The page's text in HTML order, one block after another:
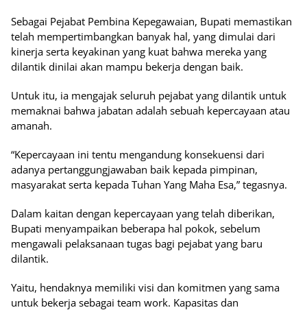
Sebagai Pejabat Pembina Kepegawaian, Bupati memastikan
telah mempertimbangkan banyak hal, yang dimulai dari
kinerja serta keyakinan yang kuat bahwa mereka yang
dilantik dinilai akan mampu bekerja dengan baik.
Untuk itu, ia mengajak seluruh pejabat yang dilantik untuk
memaknai bahwa jabatan adalah sebuah kepercayaan atau
amanah.
“Kepercayaan ini tentu mengandung konsekuensi dari
adanya pertanggungjawaban baik kepada pimpinan,
masyarakat serta kepada Tuhan Yang Maha Esa,” tegasnya.
Dalam kaitan dengan kepercayaan yang telah diberikan,
Bupati menyampaikan beberapa hal pokok, sebelum
mengawali pelaksanaan tugas bagi pejabat yang baru
dilantik.
Yaitu, hendaknya memiliki visi dan komitmen yang sama
untuk bekerja sebagai team work. Kapasitas dan